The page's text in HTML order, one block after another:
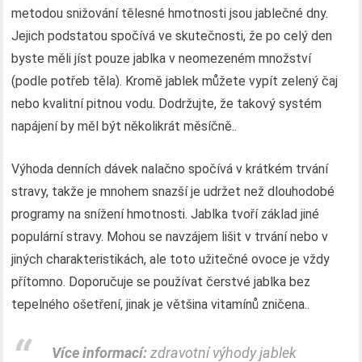
metodou snižování tělesné hmotnosti jsou jablečné dny.
Jejich podstatou spočívá ve skutečnosti, že po celý den
byste měli jíst pouze jablka v neomezeném množství
(podle potřeb těla). Kromě jablek můžete vypít zelený čaj
nebo kvalitní pitnou vodu. Dodržujte, že takový systém
napájení by měl být několikrát měsíčně..
Výhoda denních dávek nalačno spočívá v krátkém trvání
stravy, takže je mnohem snazší je udržet než dlouhodobé
programy na snížení hmotnosti. Jablka tvoří základ jiné
populární stravy. Mohou se navzájem lišit v trvání nebo v
jiných charakteristikách, ale toto užitečné ovoce je vždy
přítomno. Doporučuje se používat čerstvé jablka bez
tepelného ošetření, jinak je většina vitamínů zničena..
Více informací:zdravotní výhody jablek